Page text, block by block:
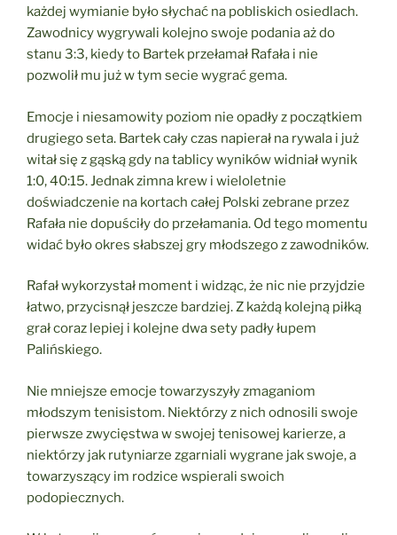
każdej wymianie było słychać na pobliskich osiedlach.
Zawodnicy wygrywali kolejno swoje podania aż do
stanu 3:3, kiedy to Bartek przełamał Rafała i nie
pozwolił mu już w tym secie wygrać gema.
Emocje i niesamowity poziom nie opadły z początkiem
drugiego seta. Bartek cały czas napierał na rywala i już
witał się z gąską gdy na tablicy wyników widniał wynik
1:0, 40:15. Jednak zimna krew i wieloletnie
doświadczenie na kortach całej Polski zebrane przez
Rafała nie dopuściły do przełamania. Od tego momentu
widać było okres słabszej gry młodszego z zawodników.
Rafał wykorzystał moment i widząc, że nic nie przyjdzie
łatwo, przycisnął jeszcze bardziej. Z każdą kolejną piłką
grał coraz lepiej i kolejne dwa sety padły łupem
Palińskiego.
Nie mniejsze emocje towarzyszyły zmaganiom
młodszym tenisistom. Niektórzy z nich odnosili swoje
pierwsze zwycięstwa w swojej tenisowej karierze, a
niektórzy jak rutyniarze zgarniali wygrane jak swoje, a
towarzyszący im rodzice wspierali swoich
podopiecznych.